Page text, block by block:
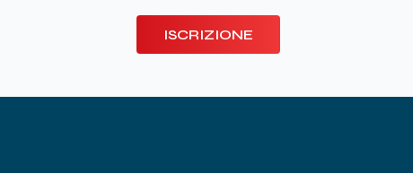
ISCRIZIONE